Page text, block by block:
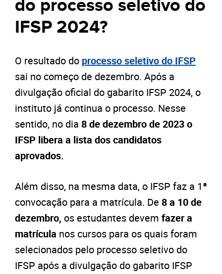
do processo seletivo do
IFSP 2024?
O resultado do processo seletivo do IFSP
sai no começo de dezembro. Após a
divulgação oficial do gabarito IFSP 2024, o
instituto já continua o processo. Nesse
sentido, no dia 8 de dezembro de 2023 o
IFSP libera a lista dos candidatos
aprovados.
Além disso, na mesma data, o IFSP faz a 1ª
convocação para a matrícula. De 8 a 10 de
dezembro, os estudantes devem fazer a
matrícula nos cursos para os quais foram
selecionados pelo processo seletivo do
IFSP após a divulgação do gabarito IFSP